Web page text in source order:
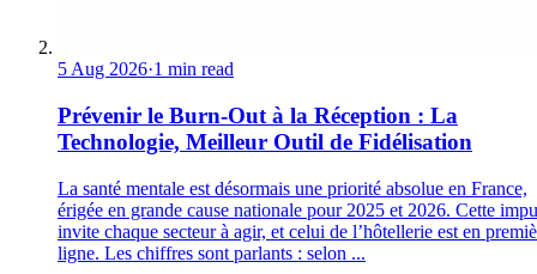
5 Aug 2026·1 min read
Prévenir le Burn-Out à la Réception : La
Technologie, Meilleur Outil de Fidélisation
La santé mentale est désormais une priorité absolue en France,
érigée en grande cause nationale pour 2025 et 2026. Cette
invite chaque secteur à agir, et celui de l’hôtellerie est en
ligne. Les chiffres sont parlants : selon ...